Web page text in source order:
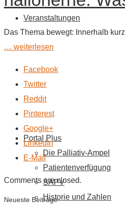
Veranstaltungen
Portal Plus
Die Palliativ-Ampel
Patientenverfügung
SAPV
Historie und Zahlen
Das Thema bewegt: Innerhalb
… weiterlesen
Facebook
Twitter
Reddit
Pinterest
Google+
LinkedIn
E-Mail
Comments are closed.
Neueste Beiträge